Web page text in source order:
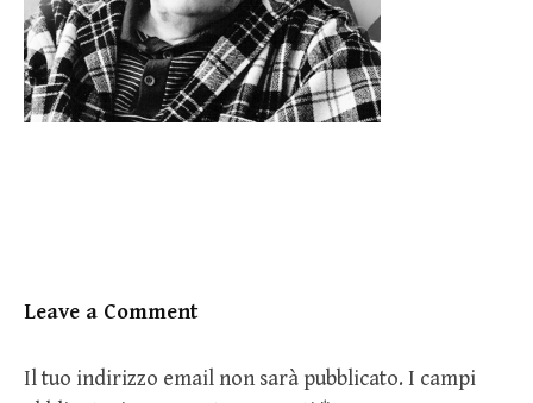
Leave a Comment
Il tuo indirizzo email non sarà pubblicato. I campi